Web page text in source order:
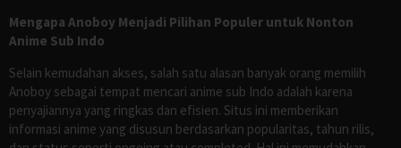
Mengapa Anoboy Menjadi Pilihan Populer untuk Nonton
Anime Sub Indo
Selain kemudahan akses, salah satu alasan banyak orang memilih
Anoboy sebagai tempat mencari anime sub Indo adalah karena
penyajiannya yang ringkas dan efisien. Situs ini memberikan
informasi anime yang disusun berdasarkan popularitas, tahun rilis,